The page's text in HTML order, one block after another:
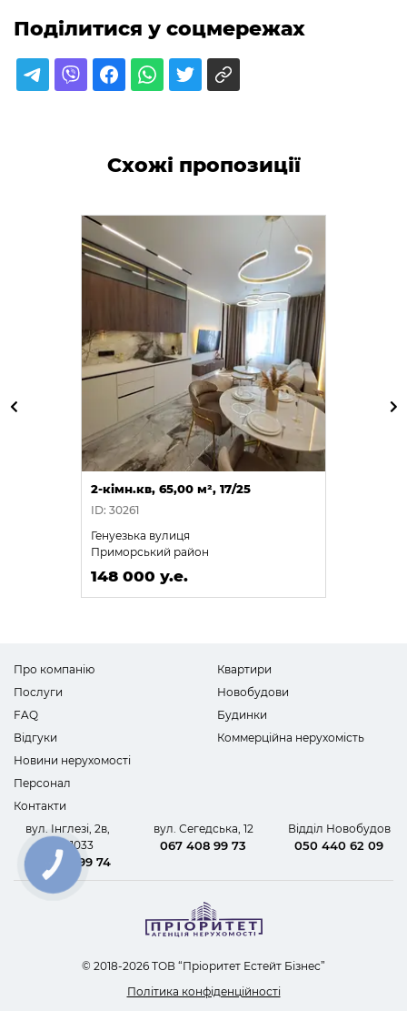
Поділитися у соцмережах
Схожі пропозиції
2-кімн.кв, 65,00 м², 17/25
ID: 30261
Генуезька вулиця
Приморський район
148 000 у.е.
Про компанію
Послуги
FAQ
Відгуки
Новини нерухомості
Персонал
Контакти
Квартири
Новобудови
Будинки
Коммерційна нерухомість
вул. Інглезі, 2в,
офіс 1033
067 408 99 74
вул. Сегедська, 12
067 408 99 73
Відділ Новобудов
050 440 62 09
© 2018-2026 ТОВ “Пріоритет Естейт Бізнес”
Політика конфіденційності
КНОПКА
ЗВ'ЯЗКУ